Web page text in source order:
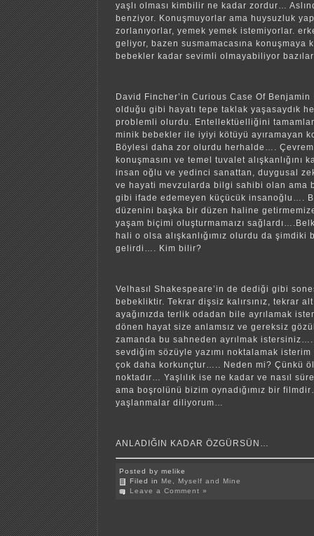
yaşlı olması kimbilir ne kadar zordur…
benziyor. Konuşmuyorlar ama huysuzluk
zorlanıyorlar, yemek yemek istemiyorlar.
geliyor, bazen susmamacasına konuşmaya
bebekler kadar sevimli olmayabiliyor
David Fincher’in Curious Case Of
olduğu gibi hayatı tepe taklak yaşasaydık
problemli olurdu. Entellektüelliğini
minik bebekler ile iyiyi kötüyü ayıramayan
Böylesi daha zor olurdu herhalde….
konuşmasını ve temel tuvalet alışkanlığını
insan oğlu ve yedinci sanattan, duygusal
ve hayati mevzularda bilgi sahibi olan ama
gibi ifade edemeyen küçücük insanoğlu….
düzenini başka bir düzen haline
yaşam biçimi oluşturmamaızı
hali o olsa alışkanlığımız olurdu da şimdiki
gelirdi…. Kim bilir?
Velhasıl Shakespeare’in de dediği gibi
bebekliktir. Tekrar dişsiz kalırsınız, tekrar
ayağınızda terlik odadan bile ayrılamak
dönen hayat size anlamsız ve gereksiz
zamanda bu sahneden ayrılmak
sevdiğim sözüyle yazımı noktalamak isterim
çok daha korkunçtur….. Neden mi? Çünkü
noktadır… Yaşlılık ise ne kadar ve nasıl
ama boşrolünü bizim oynadığımız bir
yaşlanmalar diliyorum…
ANLADIĞIN KADAR ÖZGÜRSÜN…
Posted by melike
Filed in Me, Myself and Mine
Leave a Comment »